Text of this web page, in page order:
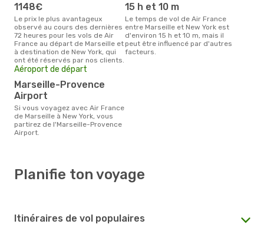
1148€
Le prix le plus avantageux
observé au cours des dernières
72 heures pour les vols de Air
France au départ de Marseille et
à destination de New York, qui
ont été réservés par nos clients.
15 h et 10 m
Le temps de vol de Air France
entre Marseille et New York est
d'environ 15 h et 10 m, mais il
peut être influencé par d'autres
facteurs.
Aéroport de départ
Marseille-Provence
Airport
Si vous voyagez avec Air France
de Marseille à New York, vous
partirez de l'Marseille-Provence
Airport.
Planifie ton voyage
Itinéraires de vol populaires